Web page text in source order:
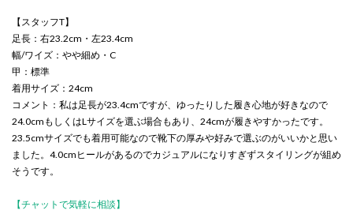
【スタッフT】
足長：右23.2cm・左23.4cm
幅/ワイズ：やや細め・C
甲：標準
着用サイズ：24cm
コメント：私は足長が23.4cmですが、ゆったりした履き心地が好きなので
24.0cmもしくはLサイズを選ぶ場合もあり、24cmが履きやすかったです。
23.5cmサイズでも着用可能なので靴下の厚みや好みで選ぶのがいいかと思い
ました。4.0cmヒールがあるのでカジュアルになりすぎずスタイリングが組め
そうです。
【チャットで気軽に相談】